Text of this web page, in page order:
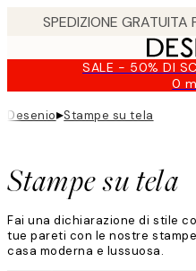
SALE - 50% DI
0
Desenio▸Stampe su tela
Stampe su tela
Fai una dichiarazione di stile
tue pareti con le nostre
casa moderna e lussuosa.